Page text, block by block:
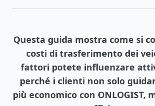
Questa guida mostra come si
costi di trasferimento dei
fattori potete influenzare
perché i clienti non solo
più economico con ONLOGIST,